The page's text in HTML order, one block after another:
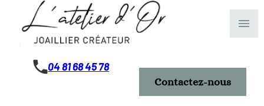
menu
04 81 68 45 78
Contactez-nous
Panneau de gestion des cookies